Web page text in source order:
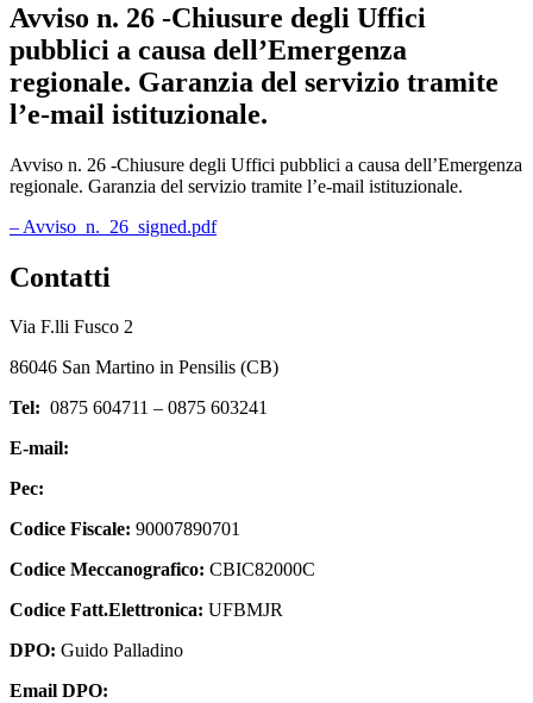
Avviso n. 26 -Chiusure degli Uffici
pubblici a causa dell’Emergenza
regionale. Garanzia del servizio tramite
l’e-mail istituzionale.
Avviso n. 26 -Chiusure degli Uffici pubblici a causa dell’Emergenza
regionale. Garanzia del servizio tramite l’e-mail istituzionale.
– Avviso_n._26_signed.pdf
Contatti
Via F.lli Fusco 2
86046 San Martino in Pensilis (CB)
Tel: 0875 604711 – 0875 603241
E-mail:
Pec:
Codice Fiscale: 90007890701
Codice Meccanografico: CBIC82000C
Codice Fatt.Elettronica: UFBMJR
DPO: Guido Palladino
Email DPO: